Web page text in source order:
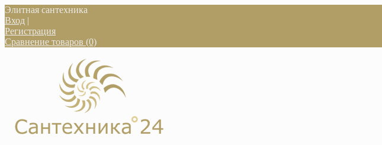
Элитная сантехника
Вход |
Регистрация
Сравнение товаров (0)